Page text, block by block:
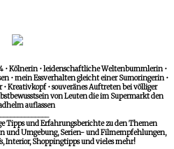
• Kölnerin • leidenschaftliche Weltenbummlerin •
• mein Essverhalten gleicht einer Sumoringerin •
Kreativkopf • souveränes Auftreten bei völliger
von Leuten die im Supermarkt den
auflassen
Tipps und Erfahrungsberichte zu den Themen
und Umgebung, Serien- und Filmempfehlungen,
Interior, Shoppingtipps und vieles mehr!